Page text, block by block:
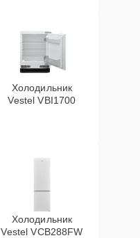
Холодильник
Vestel VBI1700
Холодильник
Vestel VCB288FW